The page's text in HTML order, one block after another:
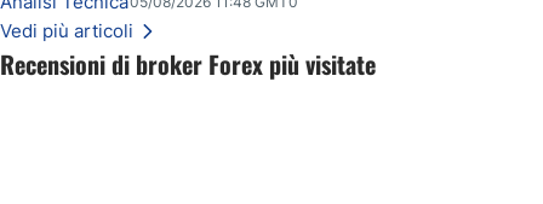
Recensioni di broker Forex più visitate
Vedi più articoli